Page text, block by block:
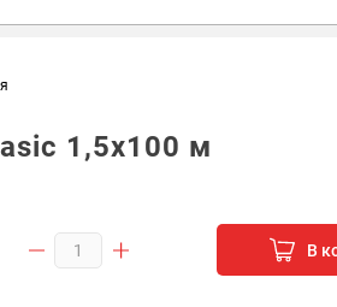
1,5х100 м
В